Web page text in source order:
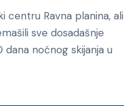
centru Ravna planina, ali
sve dosadašnje
dana noćnog skijanja u